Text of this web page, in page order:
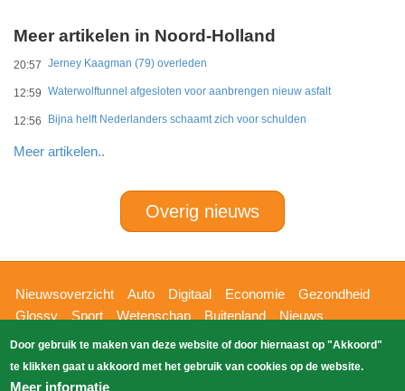
Meer artikelen in Noord-Holland
20:57 Jerney Kaagman (79) overleden
12:59 Waterwolftunnel afgesloten voor aanbrengen nieuw asfalt
12:56 Bijna helft Nederlanders schaamt zich voor schulden
Meer artikelen..
Overig nieuws
Hoofdnavigatie
Nieuwsoverzicht Auto Digitaal Economie
Gezondheid
Glossy
Sport Wetenschap Buitenland
Nieuws
Bizzpress
Blik op 112 Provincies
Weekoverzicht
Zoeken
Copyright Blik Op Nieuws 2026gehost
Door gebruik te maken van deze website of door hiernaast op "Akkoord"
te klikken gaat u akkoord met het gebruik van cookies op de website.
Meer informatie